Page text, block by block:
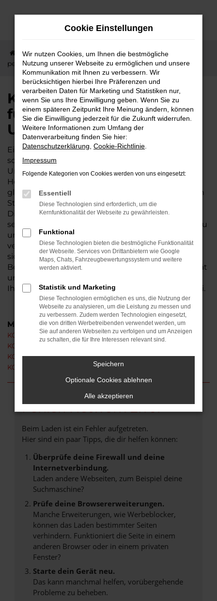
Zum
Startseite Butzbach KGM
KGM Neuwagen –
perfekt für Butzbach und Umgebung geeignet
KGM Neuwagen – perfekt
für Butzbach und
Umgebung geeignet
Ein KGM Neuwagen ist nicht irgendein Auto,
sondern ein echtes Topmodell. Für Butzbach und
Umgebung eignen sich die Fahrzeuge dieses
Herstellers geradezu optimal und sind
gleichermaßen für den ländlichen Bereich wie den
Stadtverkehr, für die Langstrecke wie kurze
Distanzen geeignet. Das Autohaus Lisson existiert
seit 1974 und ist seit dieser Zeit fest in der Wetterau
und der Region nördlich von Frankfurt am Main
verwurzelt. Wer aus Butzbach zu uns gelangt, darf
sich auf einen exzellenten Service und viel Zeit für
Beratung freuen. Natürlich sind wir von der Qualität
unserer KGM Neuwagen begeistert und erläutern
Ihnen gerne, warum das so ist. Kommen Sie vorbei.
Modelle
KGM Actyon Neuwagen Butzbach
KGM Korando Neuwagen Butzbach
KGM Rexton Neuwagen Butzbach
KGM Torres Neuwagen Butzbach
Fehler: Network Error
Beim Laden ist ein Fehler aufgetreten.
Hier sind ein paar Tipps, die dir helfen können:
Überprüfe deine Firewall und deine
Internetverbindung.
Laden andere Webseiten, zum Beispiel deine
Suchmaschine?
Prüfe deine Browsererweiterungen.
Manche Erweiterungen, wie Werbeblocker,
können das Laden bestimmter Seiten
verhindern. Funktioniert die Seite in einem
anderen Browser oder in einem privaten
Fenster?
Starte dein Gerät neu.
Das kann manchmal helfen, vorübergehende
Probleme zu beheben.
Cookie Einstellungen
Wir nutzen Cookies, um Ihnen die bestmögliche
Nutzung unserer Webseite zu ermöglichen und unsere
Kommunikation mit Ihnen zu verbessern. Wir
berücksichtigen hierbei Ihre Präferenzen und
verarbeiten Daten für Marketing und Statistiken nur,
wenn Sie uns Ihre Einwilligung geben. Wenn Sie zu
einem späteren Zeitpunkt Ihre Meinung ändern, können
Sie die Einwilligung jederzeit für die Zukunft widerrufen.
Weitere Informationen zum Umfang der
Datenverarbeitung finden Sie hier:
Datenschutzerklärung Cookie-Richtlinie
Impressum
Folgende Kategorien von Cookies werden von uns eingesetzt:
Essentiell
Diese Technologien sind erforderlich, um die
Kernfunktionalität der Webseite zu gewährleisten.
Funktional
Diese Technologien bieten die bestmögliche Funktionalität
der Webseite. Services von Drittanbietern wie Google
Maps, Chats, Fahrzeugbewertungssystem und weitere
werden aktiviert.
Statistik und Marketing
Diese Technologien ermöglichen es uns, die Nutzung der
Webseite zu analysieren, um die Leistung zu messen und
zu verbessern. Zudem werden Technologien eingesetzt,
die von dritten Werbetreibenden verwendet werden, um
Sie auf anderen Webseiten zu verfolgen und um Anzeigen
zu schalten, die für Ihre Interessen relevant sind.
Speichern
Optionale Cookies ablehnen
Alle akzeptieren